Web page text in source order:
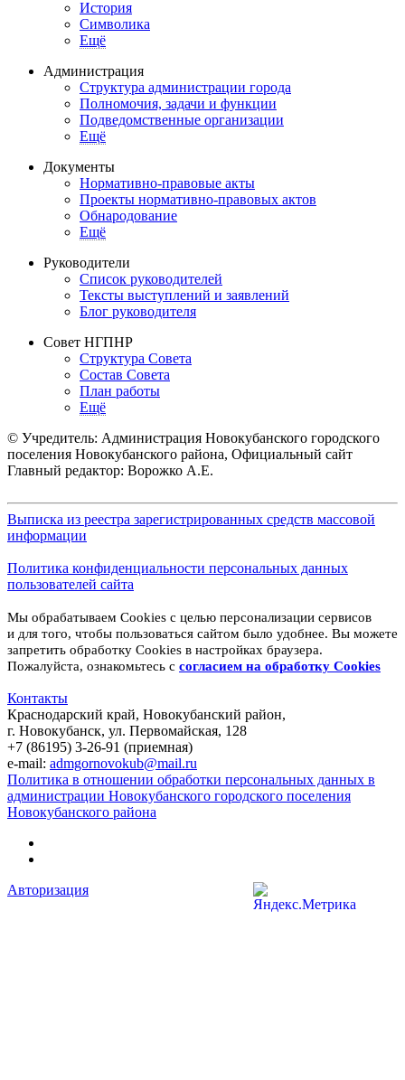
История
Символика
Ещё
Администрация
Структура администрации города
Полномочия, задачи и функции
Подведомственные организации
Ещё
Документы
Нормативно-правовые акты
Проекты нормативно-правовых актов
Обнародование
Ещё
Руководители
Список руководителей
Тексты выступлений и заявлений
Блог руководителя
Совет НГПНР
Структура Совета
Состав Совета
План работы
Ещё
© Учредитель: Администрация Новокубанского городского
поселения Новокубанского района, Официальный сайт
Главный редактор: Ворожко А.Е.
Выписка из реестра зарегистрированных средств массовой
информации
Политика конфиденциальности персональных данных
пользователей сайта
Мы обрабатываем Cookies с целью персонализации сервисов
и для того, чтобы пользоваться сайтом было удобнее. Вы можете
запретить обработку Cookies в настройках браузера.
Пожалуйста, ознакомьтесь с согласием на обработку Cookies
Контакты
Краснодарский край, Новокубанский район,
г. Новокубанск, ул. Первомайская, 128
+7 (86195) 3-26-91 (приемная)
e-mail: admgornovokub@mail.ru
Политика в отношении обработки персональных данных в
администрации Новокубанского городского поселения
Новокубанского района
Авторизация